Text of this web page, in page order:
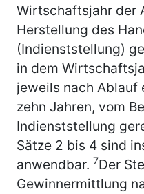
Wirtschaftsjahr der
Herstellung des
(Indienststellung)
in dem
jeweils nach Ablauf
zehn Jahren, vom
Indienststellung
Sätze 2 bis 4 sind
anwendbar. 7Der
Gewinnermittlung